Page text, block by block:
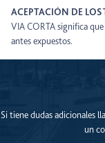
ACEPTACIÓN DE LOS
VIA CORTA significa
antes expuestos.
Si tiene dudas adicionales
un